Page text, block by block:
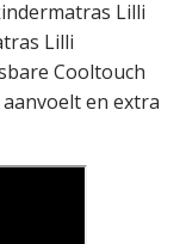
Lilli
Lilli
Cooltouch
en extra